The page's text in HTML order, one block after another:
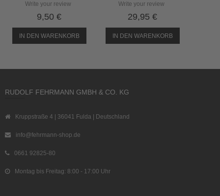
Write your review
9,50 €
IN DEN WARENKORB
Write your review
29,95 €
IN DEN WARENKORB
RUDOLF FEHRMANN GMBH & CO. KG
Kruppstraße 4 | 36041 Fulda | Deutschland
info@fehrmann-shop.de
0661 92825-80
Montag bis Freitag: 8:00 - 17:00 Uhr